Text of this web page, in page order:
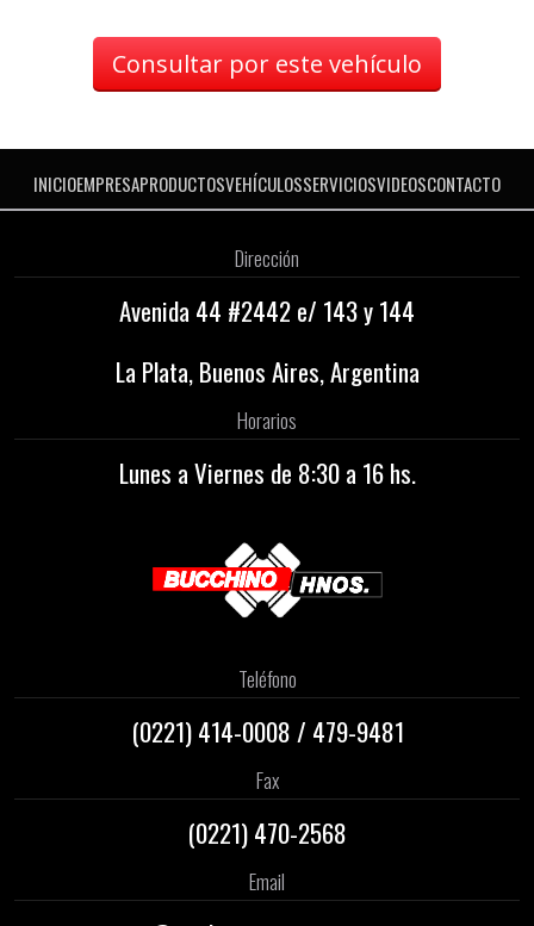
Consultar por este vehículo
INICIOEMPRESAPRODUCTOSVEHÍCULOSSERVICIOSVIDEOSCONTACTO
Dirección
Avenida 44 #2442 e/ 143 y 144
La Plata, Buenos Aires, Argentina
Horarios
Lunes a Viernes de 8:30 a 16 hs.
Teléfono
(0221)414-0008 / 479-9481
Fax
(0221) 470-2568
Email